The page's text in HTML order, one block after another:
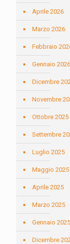
Aprile 2026
Marzo 2026
Febbraio
Gennaio 2026
Dicembre
Novembre
Ottobre 2025
Settembre
Luglio 2025
Maggio 2025
Aprile 2025
Marzo 2025
Gennaio 2025
Dicembre